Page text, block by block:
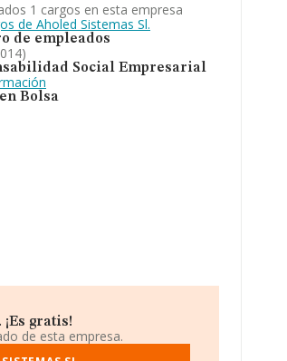
1 cargos en esta empresa
de Aholed Sistemas Sl.
de empleados
Social Empresarial
Bolsa
gratis!
de esta empresa.